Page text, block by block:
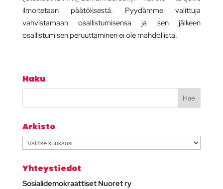
ilmoitetaan päätöksestä. Pyydämme valittuja
vahvistamaan osallistumisensa ja sen jälkeen
osallistumisen peruuttaminen ei ole mahdollista.
Haku
Arkisto
Arkisto
Yhteystiedot
Sosialidemokraattiset Nuoret ry